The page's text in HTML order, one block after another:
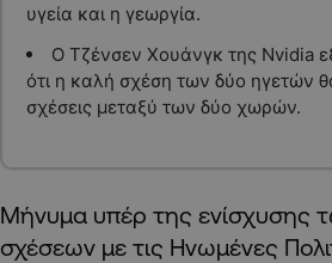
υγεία και η γεωργία.
Ο Τζένσεν Χουάνγκ της Nvidia
ότι η καλή σχέση των δύο ηγετών
σχέσεις μεταξύ των δύο χωρών.
Μήνυμα υπέρ της ενίσχυσης
σχέσεων με τις Ηνωμένες